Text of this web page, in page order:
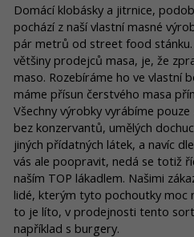
Domácí klobásky a jitrnice,
pochází z naší vlastní masné
pár metrů od street food
většiny prodejců masa, je, že
maso. Rozebíráme ho ve vlastní
máme přísun čerstvého masa
Všechny výrobky vyrábíme
bez konzervantů, umělých
jiných přídatných látek, a navíc
vás ale poopravit, nedá se totiž
naším TOP lákadlem. Našimi
lidé, kterým tyto pochoutky moc
to je líto, v prodejnosti tento
například s burgery.